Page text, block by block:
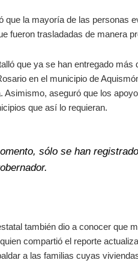
que la mayoría de las personas
fueron trasladadas de manera
que ya se han entregado
en el municipio de
Asimismo, aseguró que los
que así lo requieran.
sólo se han
también dio a conocer que
compartió el reporte
a las familias cuyas